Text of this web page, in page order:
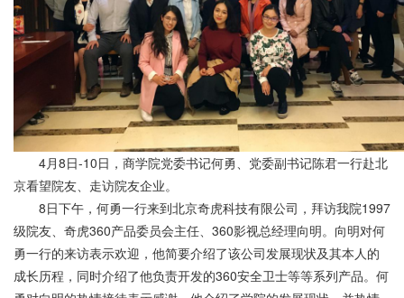
4月8日-10日，商学院党委书记何勇、党委副书记陈君一行赴北
京看望院友、走访院友企业。
8日下午，何勇一行来到北京奇虎科技有限公司，拜访我院1997
级院友、奇虎360产品委员会主任、360影视总经理向明。向明对何
勇一行的来访表示欢迎，他简要介绍了该公司发展现状及其本人的
成长历程，同时介绍了他负责开发的360安全卫士等等系列产品。何